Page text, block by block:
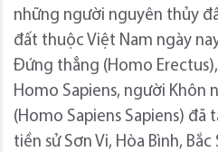
những người nguyên thủy
đất thuộc Việt Nam ngày
Đứng thẳng (Homo
Homo Sapiens, người Khôn
(Homo Sapiens Sapiens) đã
tiền sử Sơn Vi, Hòa Bình,